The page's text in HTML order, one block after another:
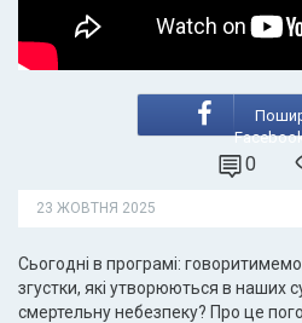
0
23 ЖОВТНЯ 2025
Сьогодні в програмі:
згустки, які утворюються в наших
смертельну небезпеку? Про це